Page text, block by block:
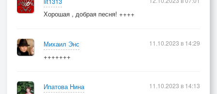
Пусть звёзды завидуют нам -
Мы две половинки с тобой.
Тебя никому не отдам,
Мужчина единственный мой.
Хорошая , добрая песня! ++++
Михаил Энс
+++++++
11.10.2023 в 14:29
Ипатова Нина
11.10.2023 в 14:13